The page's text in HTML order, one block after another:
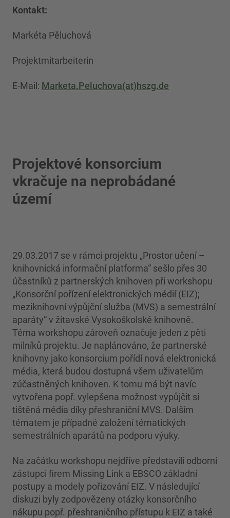
Kontakt:
Markéta Pěluchová
Projektmitarbeiterin
E-Mail: Marketa.Peluchova(at)hszg.de
Projektové konsorcium
vkračuje na neprobádané
území
29.03.2017 se v rámci projektu „Prostor učení –
knihovnická informační platforma“ sešlo přes 30
účastníků z partnerských knihoven při workshopu
„Konsorční pořízení elektronických médií (EIZ);
meziknihovní výpůjční služba (MVS) a semestrální
aparáty“ v žitavské Vysokoškolské knihovně.
Téma workshopu zároveň označuje jeden z pěti
milníků projektu. Je naplánováno, že partnerské
knihovny jako konsorcium pořídí nová elektronická
média, která budou dostupná všem uživatelům
zúčastněných knihoven. K tomu má být navíc
vytvořena popř. vylepšena možnost vypůjčit si
tištěná média díky přeshraniční MVS. Dalším
tématem je případné založení tématických
semestrálních aparátů na podporu výuky.
Na začátku workshopu nejdříve představili odborní
zástupci firem Missing Link a EBSCO základní
postupy a modely pořizování EIZ. V následující
diskuzi byly zodpovězeny otázky konsorčního
nákupu popř. přeshraničního přístupu k EIZ a také